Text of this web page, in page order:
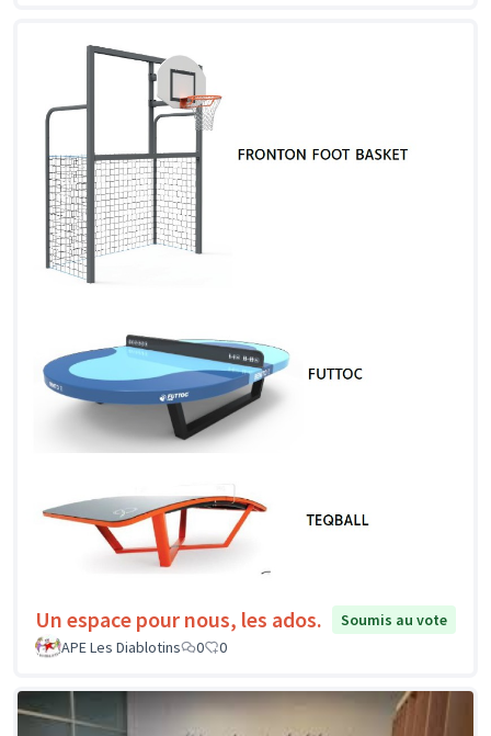
Un espace pour nous, les ados.
Soumis au vote
APE Les Diablotins
0 0